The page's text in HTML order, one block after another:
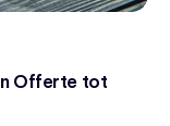
Offerte tot